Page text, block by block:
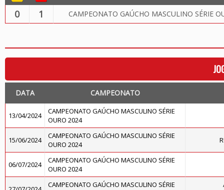
0 1 CAMPEONATO GAÚCHO MASCULINO SÉRIE
DATA CAMPEONATO
13/04/2024
CAMPEONATO GAÚCHO MASCULINO SÉRIE
OURO 2024
15/06/2024
CAMPEONATO GAÚCHO MASCULINO SÉRIE
OURO 2024
06/07/2024
CAMPEONATO GAÚCHO MASCULINO SÉRIE
OURO 2024
CAMPEONATO GAÚCHO MASCULINO SÉRIE